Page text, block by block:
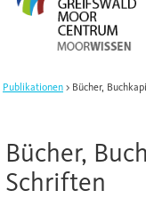
Publikationen Bücher,
Bücher,
Schriften